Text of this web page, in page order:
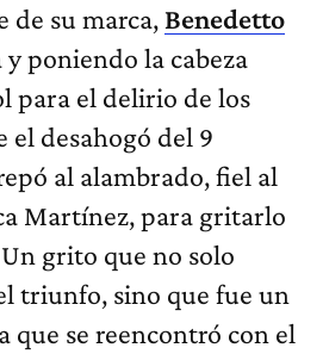
de su marca, Benedetto
y poniendo la cabeza
para el delirio de los
el desahogó del 9
al alambrado, fiel al
Martínez, para gritarlo
grito que no solo
triunfo, sino que fue un
que se reencontró con el